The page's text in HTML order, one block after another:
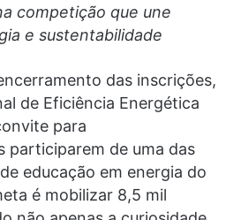
competição que une
e sustentabilidade
das inscrições,
de Eficiência Energética
para
participarem de uma das
educação em energia do
é mobilizar 8,5 mil